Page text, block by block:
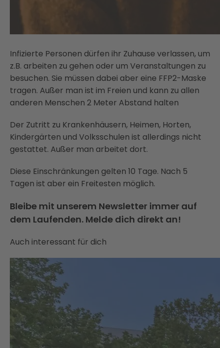
Infizierte Personen dürfen ihr Zuhause verlassen, um
z.B. arbeiten zu gehen oder um Veranstaltungen zu
besuchen. Sie müssen dabei aber eine FFP2-Maske
tragen. Außer man ist im Freien und kann zu allen
anderen Menschen 2 Meter Abstand halten
Der Zutritt zu Krankenhäusern, Heimen, Horten,
Kindergärten und Volksschulen ist allerdings nicht
gestattet. Außer man arbeitet dort.
Diese Einschränkungen gelten 10 Tage. Nach 5
Tagen ist aber ein Freitesten möglich.
Bleibe mit unserem Newsletter immer auf
dem Laufenden. Melde dich direkt an!
Auch interessant für dich